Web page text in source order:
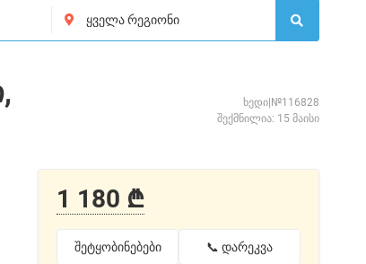
ხედი|№116828
შექმნილია: 15 მაისი
1 180 ₾
შეტყობინებები 📞 დარეკვა